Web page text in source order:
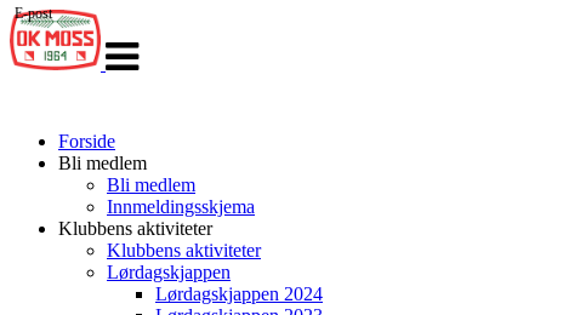
navigasjon
Forside
Bli medlem
Bli medlem
Innmeldingsskjema
Klubbens aktiviteter
Klubbens aktiviteter
Lørdagskjappen
Lørdagskjappen 2024
E-post